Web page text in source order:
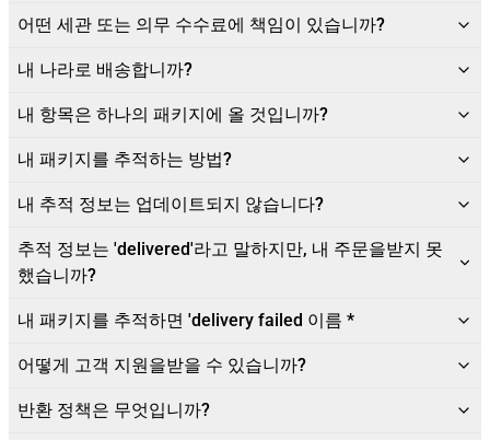
어떤 세관 또는 의무 수수료에 책임이 있습니까?
내 나라로 배송합니까?
내 항목은 하나의 패키지에 올 것입니까?
내 패키지를 추적하는 방법?
내 추적 정보는 업데이트되지 않습니다?
추적 정보는 'delivered'라고 말하지만, 내 주문을받지 못
했습니까?
내 패키지를 추적하면 'delivery failed 이름 *
어떻게 고객 지원을받을 수 있습니까?
반환 정책은 무엇입니까?